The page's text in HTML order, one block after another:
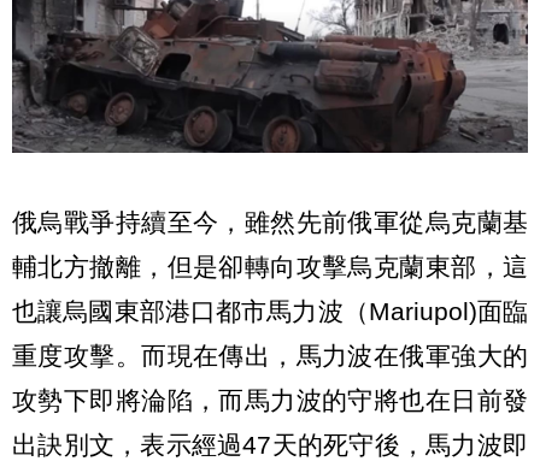
俄烏戰爭持續至今，雖然先前俄軍從烏克蘭基
輔北方撤離，但是卻轉向攻擊烏克蘭東部，這
也讓烏國東部港口都市馬力波（Mariupol)面臨
重度攻擊。而現在傳出，馬力波在俄軍強大的
攻勢下即將淪陷，而馬力波的守將也在日前發
出訣別文，表示經過47天的死守後，馬力波即